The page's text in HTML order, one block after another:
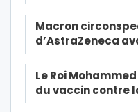
Macron
d’AstraZeneca
Le Roi
du vaccin contre